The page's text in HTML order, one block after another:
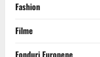
Fashion
Filme